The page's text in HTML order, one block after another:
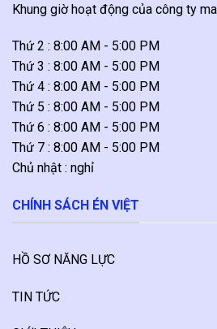
Khung giờ hoạt động của công ty
Thứ 2 : 8:00 AM - 5:00 PM
Thứ 3 : 8:00 AM - 5:00 PM
Thứ 4 : 8:00 AM - 5:00 PM
Thứ 5 : 8:00 AM - 5:00 PM
Thứ 6 : 8:00 AM - 5:00 PM
Thứ 7 : 8:00 AM - 5:00 PM
Chủ nhật : nghỉ
CHÍNH SÁCH ÉN VIỆT
HỒ SƠ NĂNG LỰC
TIN TỨC